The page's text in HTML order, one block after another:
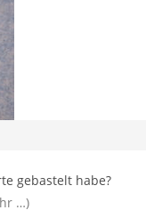
gebastelt habe?
…)